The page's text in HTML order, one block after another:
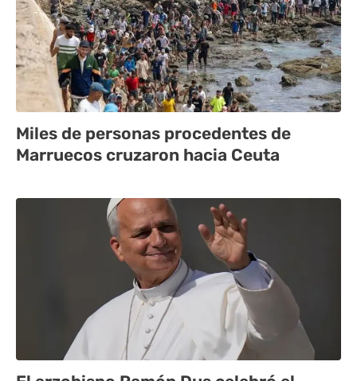
Miles de personas procedentes de
Marruecos cruzaron hacia Ceuta